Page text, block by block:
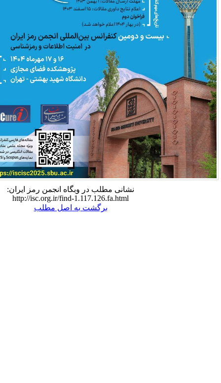
نشانی مطلب در وبگاه انجمن رمز ایران:
http://isc.org.ir/find-1.117.126.fa.html